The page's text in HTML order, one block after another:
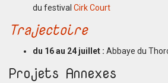
du festival Cirk Court
Trajectoire
du 16 au 24 juillet : Abbaye du
Projets Annexes